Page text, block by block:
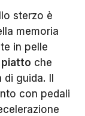
sterzo è
memoria
in pelle
piatto che
di guida. Il
con pedali